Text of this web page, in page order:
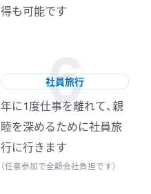
得も可能です
社員旅行
6
年に1度仕事を離れて、親
睦を深めるために社員旅
行に行きます
（任意参加で全額会社負担です）